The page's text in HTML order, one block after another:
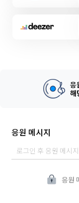
응
해
응원 메시지
응원